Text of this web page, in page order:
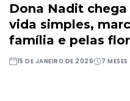
Dona Nadit chega
vida simples,
família e pelas
15 DE JANEIRO DE 2026 7 MESES